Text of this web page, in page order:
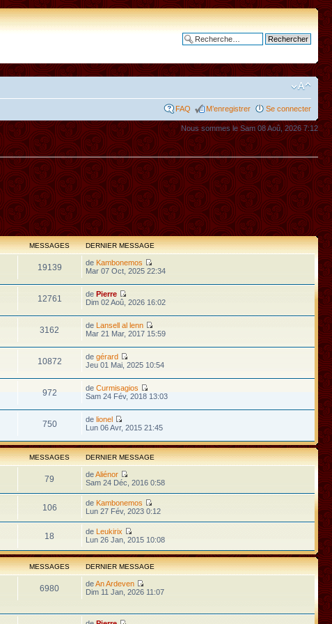
FAQ M’enregistrer Se connecter
Nous sommes le Sam 08 Aoû, 2026 7:12
MESSAGES DERNIER MESSAGE
19139 de Kambonemos
Mar 07 Oct, 2025 22:34
12761 de Pierre
Dim 02 Aoû, 2026 16:02
3162 de Lansell al lenn
Mar 21 Mar, 2017 15:59
10872 de gérard
Jeu 01 Mai, 2025 10:54
972 de Curmisagios
Sam 24 Fév, 2018 13:03
750 de lionel
Lun 06 Avr, 2015 21:45
MESSAGES DERNIER MESSAGE
79 deAliénor
Sam 24 Déc, 2016 0:58
106 de Kambonemos
Lun 27 Fév, 2023 0:12
18 de Leukirix
Lun 26 Jan, 2015 10:08
MESSAGES DERNIER MESSAGE
6980 deAn Ardeven
Dim 11 Jan, 2026 11:07